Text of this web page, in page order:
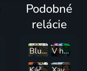
Podobné
relácie
Bluey
V hlave